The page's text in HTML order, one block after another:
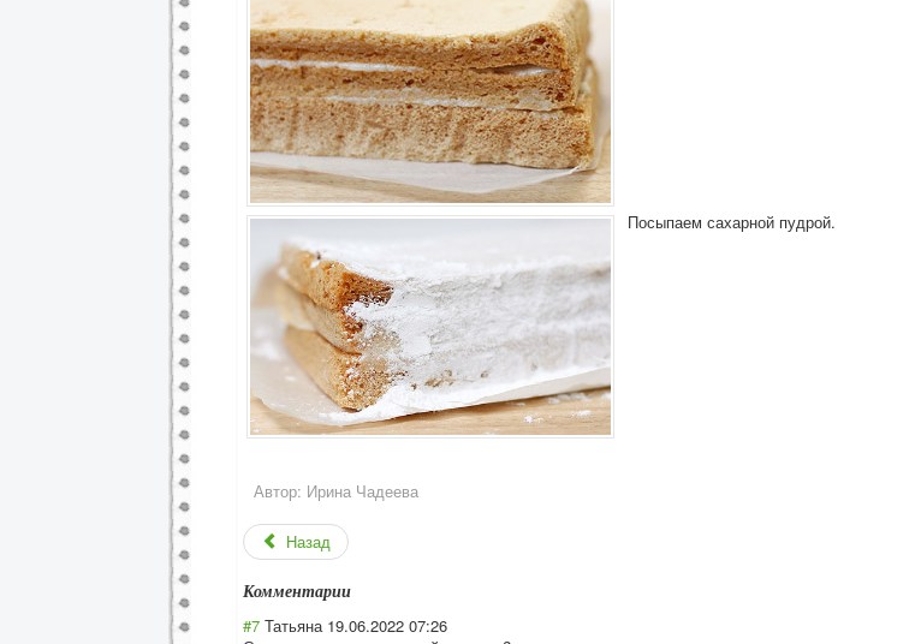
Посыпаем сахарной пудрой.
Автор: Ирина Чадеева
Назад
Комментарии
#7 Татьяна 19.06.2022 07:26